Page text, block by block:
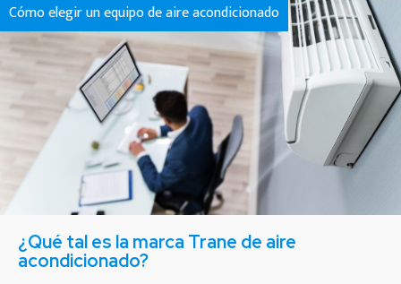
Cómo elegir un equipo de aire acondicionado
¿Qué tal es la marca Trane de aire
acondicionado?